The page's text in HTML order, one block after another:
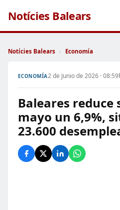
Notícies Balears
Notícies Balears › Economía
ECONOMÍA2 de Junio de 2026 ·
Baleares reduce
mayo un 6,9%,
23.600